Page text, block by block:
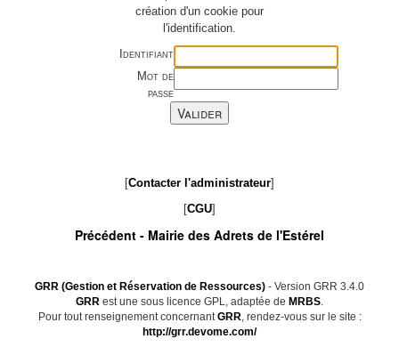
création d'un cookie pour
l'identification.
Identifiant
Mot de
passe
[Contacter l'administrateur]
[CGU]
Précédent - Mairie des Adrets de l'Estérel
GRR (Gestion et Réservation de Ressources) - Version GRR 3.4.0
GRR est une sous licence GPL, adaptée de MRBS.
Pour tout renseignement concernantGRR, rendez-vous sur le site :
http://grr.devome.com/